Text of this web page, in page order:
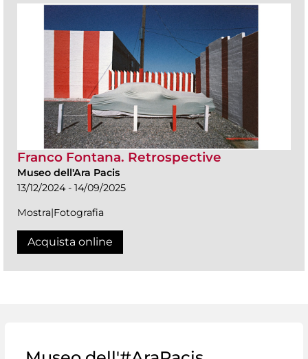
Franco Fontana. Retrospective
Museo dell'Ara Pacis
13/12/2024 - 14/09/2025
Mostra|Fotografia
Acquista online